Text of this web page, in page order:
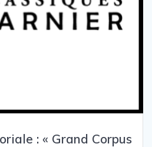
: « Grand Corpus